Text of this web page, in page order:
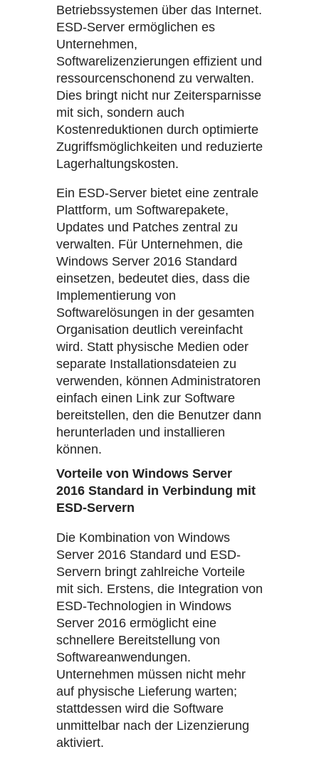
Betriebssystemen über das Internet.
ESD-Server ermöglichen es
Unternehmen,
Softwarelizenzierungen effizient und
ressourcenschonend zu verwalten.
Dies bringt nicht nur Zeitersparnisse
mit sich, sondern auch
Kostenreduktionen durch optimierte
Zugriffsmöglichkeiten und reduzierte
Lagerhaltungskosten.
Ein ESD-Server bietet eine zentrale
Plattform, um Softwarepakete,
Updates und Patches zentral zu
verwalten. Für Unternehmen, die
Windows Server 2016 Standard
einsetzen, bedeutet dies, dass die
Implementierung von
Softwarelösungen in der gesamten
Organisation deutlich vereinfacht
wird. Statt physische Medien oder
separate Installationsdateien zu
verwenden, können Administratoren
einfach einen Link zur Software
bereitstellen, den die Benutzer dann
herunterladen und installieren
können.
Vorteile von Windows Server
2016 Standard in Verbindung mit
ESD-Servern
Die Kombination von Windows
Server 2016 Standard und ESD-
Servern bringt zahlreiche Vorteile
mit sich. Erstens, die Integration von
ESD-Technologien in Windows
Server 2016 ermöglicht eine
schnellere Bereitstellung von
Softwareanwendungen.
Unternehmen müssen nicht mehr
auf physische Lieferung warten;
stattdessen wird die Software
unmittelbar nach der Lizenzierung
aktiviert.